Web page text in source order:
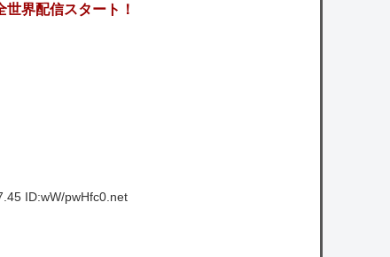
界配信スタート！
ID:wW/pwHfc0.net